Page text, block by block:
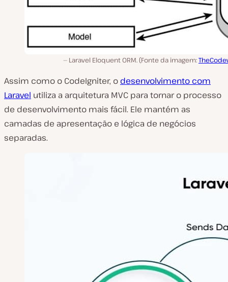
Laravel Eloquent ORM. (Fonte da imagem:
Assim como o CodeIgniter, o desenvolvimento com
Laravel utiliza a arquitetura MVC para tornar o processo
de desenvolvimento mais fácil. Ele mantém as
camadas de apresentação e lógica de negócios
separadas.